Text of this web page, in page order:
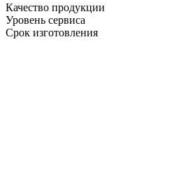
Качество продукции
Уровень сервиса
Срок изготовления